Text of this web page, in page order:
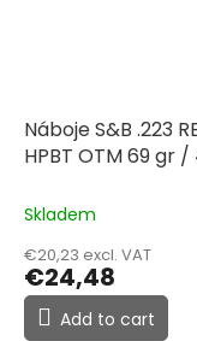
Náboje S&B .223
HPBT OTM 69 gr
Skladem
€20,23 excl. VAT
€24,48
Add to cart